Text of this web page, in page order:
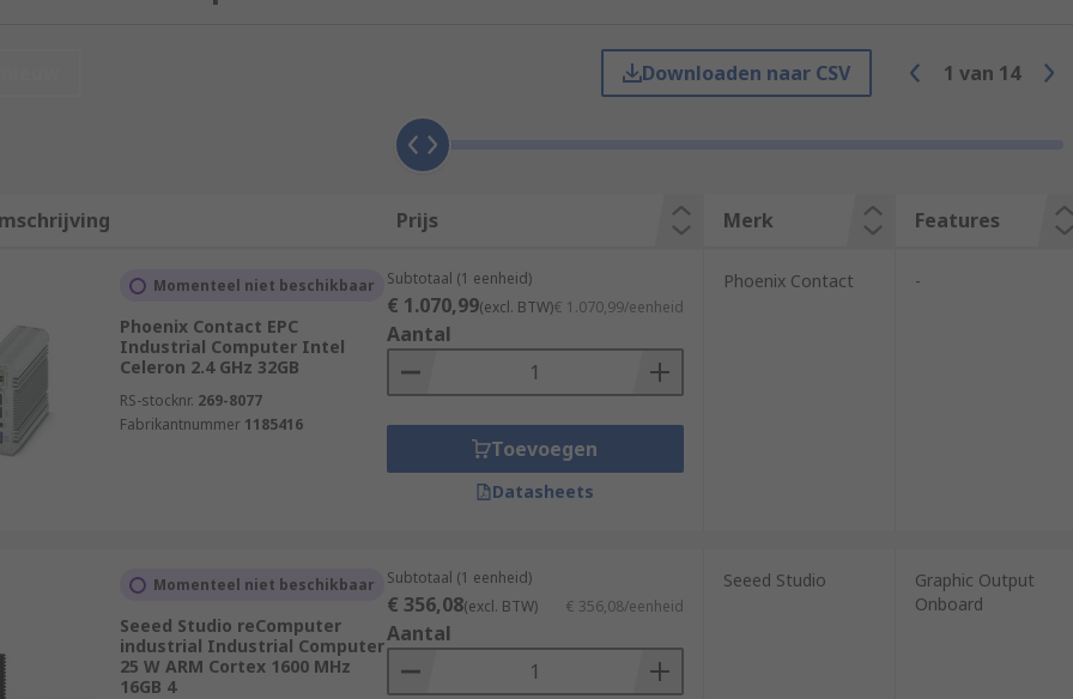
as GB DDR4 and come in different types, for example, Fanless PC's which use alternative
and industries that require rugged computing power in a range of environments. Due to the
Computers generally have a longer lifespan than commercial or enterprise computers.
Downloaden naar CSV 1 van 14
Prijs Merk Features
Momenteel niet beschikbaar
Phoenix Contact EPC
Industrial Computer Intel
Celeron 2.4 GHz 32GB
RS-stocknr. 269-8077
Fabrikantnummer 1185416
Subtotaal (1 eenheid)
€ 1.070,99(excl. BTW)€ 1.070,99/eenheid
Aantal
Toevoegen
Datasheets
Phoenix Contact -
Momenteel niet beschikbaar
Seeed Studio reComputer
industrial Industrial Computer
25 W ARM Cortex 1600 MHz
16GB 4
Subtotaal (1 eenheid)
€ 356,08(excl. BTW) € 356,08/eenheid
Aantal
Seeed Studio
Graphic Output
Onboard